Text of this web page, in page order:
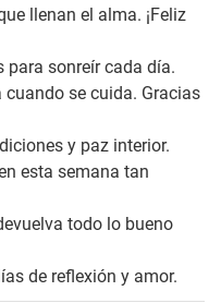
llenan el alma. ¡Feliz
para sonreír cada día.
se cuida. Gracias
y paz interior.
esta semana tan
todo lo bueno
de reflexión y amor.